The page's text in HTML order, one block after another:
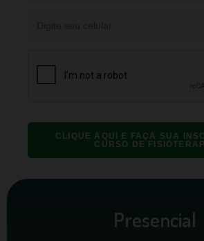
CLIQUE AQUI E FAÇA SUA
CURSO DE
Presencial